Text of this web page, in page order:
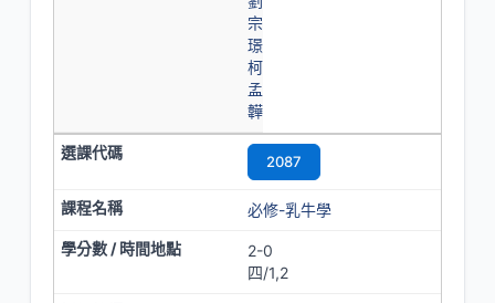
宗
璟
柯
孟
韡
2087
必修-乳牛學
2-0
四/1,2